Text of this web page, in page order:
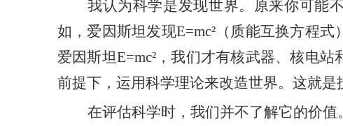
我认为科学是发现世界。原来你可能
如，爱因斯坦发现E=mc²（质能互换方程式）
爱因斯坦E=mc²，我们才有核武器、核电站
前提下，运用科学理论来改造世界。这就是
在评估科学时，我们并不了解它的价值